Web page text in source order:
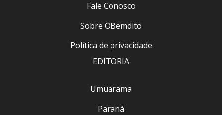
Fale Conosco
Sobre OBemdito
Política de privacidade
EDITORIA
Umuarama
Paraná